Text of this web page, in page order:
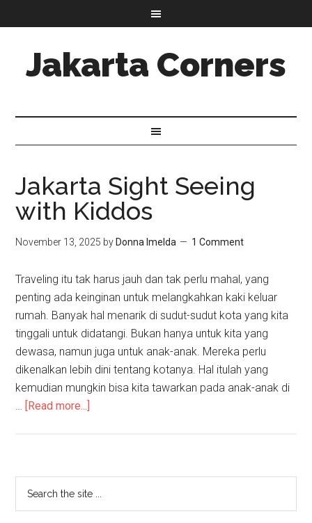
Jakarta Corners
Jakarta Sight Seeing
with Kiddos
November 13, 2025 by Donna Imelda 1 Comment
Traveling itu tak harus jauh dan tak perlu mahal, yang
penting ada keinginan untuk melangkahkan kaki keluar
rumah. Banyak hal menarik di sudut-sudut kota yang kita
tinggali untuk didatangi. Bukan hanya untuk kita yang
dewasa, namun juga untuk anak-anak. Mereka perlu
dikenalkan lebih dini tentang kotanya. Hal itulah yang
kemudian mungkin bisa kita tawarkan pada anak-anak di
… [Read more...]